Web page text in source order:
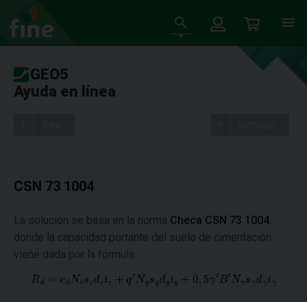
GEO5
Ayuda en línea
CSN 73 1004
La solución se basa en la norma Checa CSN 73 1004,
donde la capacidad portante del suelo de cimentación
viene dada por la fórmula: